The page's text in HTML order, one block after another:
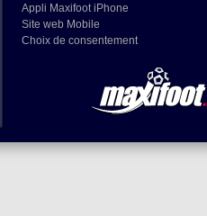
Appli Maxifoot iPhone
Site web Mobile
Choix de consentement